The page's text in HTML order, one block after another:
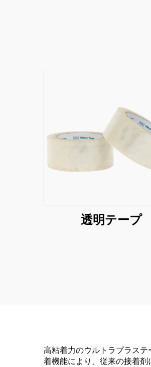
透明テープ
高粘着力のウルトラプラス
着機能により、従来の接着